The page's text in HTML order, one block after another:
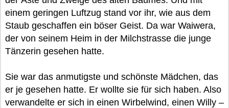
einem geringen Luftzug stand vor ihr, wie aus dem
Staub geschaffen ein böser Geist. Da war Waiwera,
der von seinem Heim in der Milchstrasse die junge
Tänzerin gesehen hatte.
Sie war das anmutigste und schönste Mädchen, das
er je gesehen hatte. Er wollte sie für sich haben. Also
verwandelte er sich in einen Wirbelwind, einen Willy –